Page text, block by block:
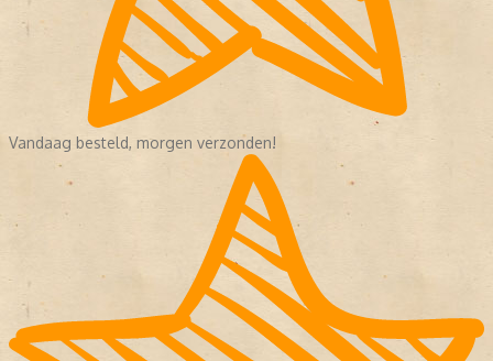
Vandaag besteld, morgen verzonden!